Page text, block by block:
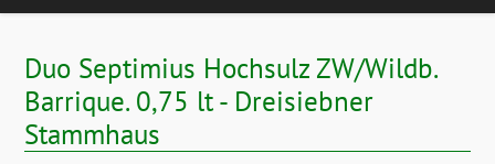
Duo Septimius Hochsulz ZW/Wildb.
Barrique. 0,75 lt - Dreisiebner
Stammhaus